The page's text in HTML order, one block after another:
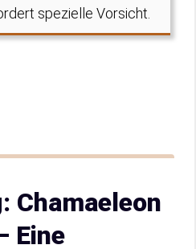
spezielle Vorsicht.
Chamaeleon
Eine